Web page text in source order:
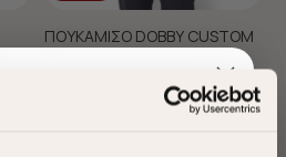
ΠΟΥΚΑΜΙΣΟ DOBBY CUSTOM
€39,00